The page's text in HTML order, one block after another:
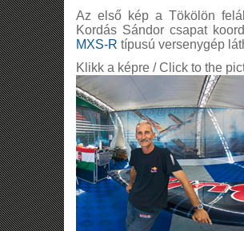
Az első kép a Tökölön
Kordás Sándor csapat
MXS-R típusú versenygép
Klikk a képre / Click to the